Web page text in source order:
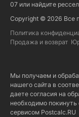
07 или найдите
Copyright © 2026 Все
Политика
Продажа и возврат
Мы получаем и
нашего сайта в
даете согласия на
необходимо покинуть
сервисом Postcalc.RU